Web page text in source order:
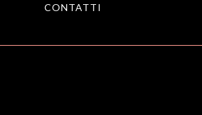
CONTATTI